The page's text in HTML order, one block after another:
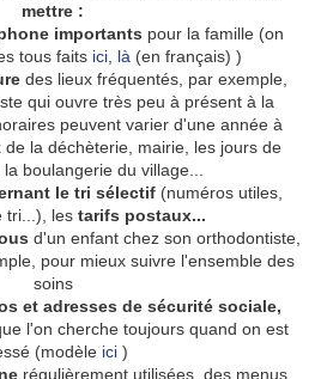
mettre :
importants pour la famille (on
tous faits ici, là (en français) )
des lieux fréquentés, par exemple,
qui ouvre très peu à présent à la
peuvent varier d'une année à
la déchèterie, mairie, les jours de
boulangerie du village...
le tri sélectif (numéros utiles,
tri...), les tarifs postaux...
d'un enfant chez son orthodontiste,
pour mieux suivre l'ensemble des
soins
et adresses de sécurité sociale,
l'on cherche toujours quand on est
(modèle ici)
régulièrement utilisées, des menus